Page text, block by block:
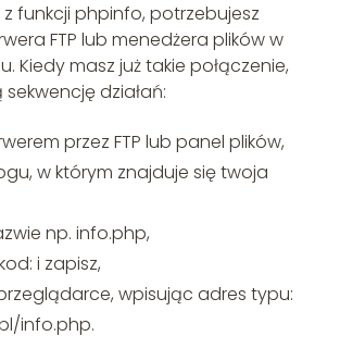
funkcji phpinfo, potrzebujesz
FTP lub menedżera plików w
Kiedy masz już takie połączenie,
działań:
przez FTP lub panel plików,
w którym znajduje się twoja
np. info.php,
i zapisz,
wpisując adres typu:
info.php.